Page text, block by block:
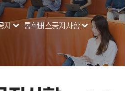
지 통학버스공지사항